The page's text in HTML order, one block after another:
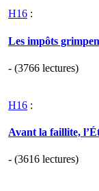
H16 :
Les impôts
- (3766 lectures)
H16 :
Avant la faillite,
- (3616 lectures)